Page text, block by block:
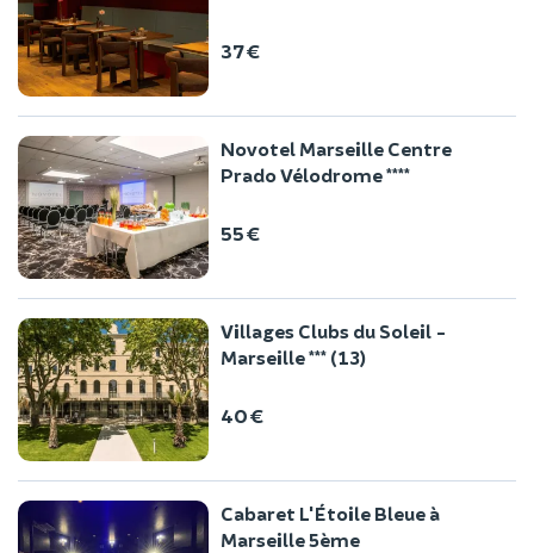
37 €
Novotel Marseille Centre
Prado Vélodrome ****
55 €
Villages Clubs du Soleil -
Marseille *** (13)
40 €
Cabaret L'Étoile Bleue à
Marseille 5ème